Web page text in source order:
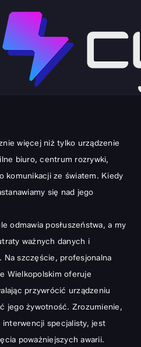
w Gorzowie
więcej niż tylko urządzenie
biuro, centrum rozrywki,
komunikacji ze światem. Kiedy
się nad jego
odmawia posłuszeństwa, a my
ważnych danych i
Na szczęście, profesjonalna
Wielkopolskim oferuje
przywrócić urządzeniu
jego żywotność. Zrozumienie,
specjalisty, jest
poważniejszych awarii.